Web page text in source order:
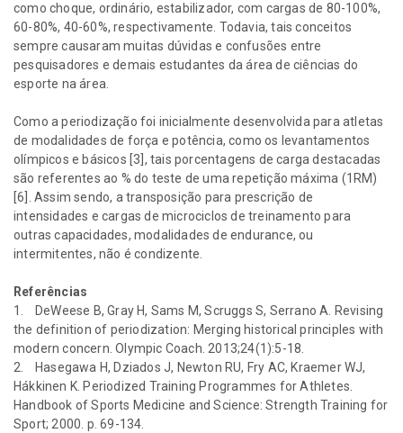
como choque, ordinário, estabilizador, com cargas de 80-100%,
60-80%, 40-60%, respectivamente. Todavia, tais conceitos
sempre causaram muitas dúvidas e confusões entre
pesquisadores e demais estudantes da área de ciências do
esporte na área.
Como a periodização foi inicialmente desenvolvida para atletas
de modalidades de força e potência, como os levantamentos
olímpicos e básicos [3], tais porcentagens de carga destacadas
são referentes ao % do teste de uma repetição máxima (1RM)
[6]. Assim sendo, a transposição para prescrição de
intensidades e cargas de microciclos de treinamento para
outras capacidades, modalidades de endurance, ou
intermitentes, não é condizente.
Referências
1.
DeWeese B, Gray H, Sams M, Scruggs S, Serrano A. Revising
the definition of periodization: Merging historical principles with
modern concern. Olympic Coach. 2013;24(1):5-18.
2.
Hasegawa H, Dziados J, Newton RU, Fry AC, Kraemer WJ,
Hákkinen K. Periodized Training Programmes for Athletes.
Handbook of Sports Medicine and Science: Strength Training for
Sport; 2000. p. 69-134.